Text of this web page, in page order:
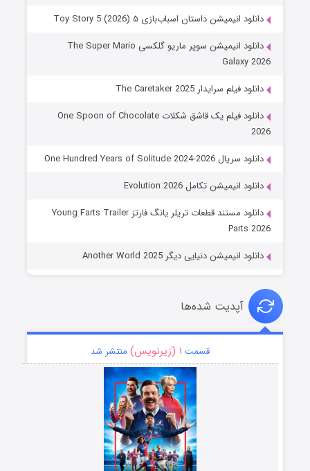
دانلود انیمیشن داستان اسباب‌بازی ۵ Toy Story 5 (2026)
دانلود انیمیشن سوپر ماریو گلکسی The Super Mario
Galaxy 2026
دانلود فیلم سرایدار The Caretaker 2025
دانلود فیلم یک قاشق شکلات One Spoon of Chocolate
2026
دانلود سریال One Hundred Years of Solitude 2024-2026
دانلود انیمیشن تکامل Evolution 2026
دانلود مستند قطعات تریلر یانگ فارتز Young Farts Trailer
Parts 2026
دانلود انیمیشن دنیایی دیگر Another World 2025
آپدیت شده‌ها
قسمت ۱ (زیرنویس) منتشر شد